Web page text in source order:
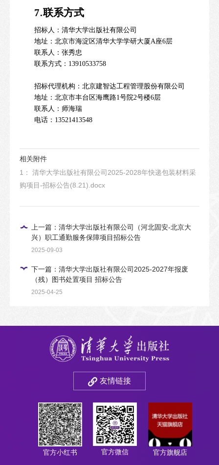
7.联系方式
招标人：清华大学出版社有限公司
地址： 北京市海淀区清华大学学研大厦A座6层
联系人：张秀忠
联系方式：13910533758
招标代理机构：北京建智达工程管理股份有限公司
地址：北京市丰台区海鹰路1号院2号楼6层
联系人：师海瑞
电话：13521413548
相关附件
1： 清华大学出版社有限公司2025-2028年快递包装材料采
购项目-招标公告(8.21).docx
上一篇：清华大学出版社有限公司（河北固安-北京大
兴）职工通勤服务保障项目招标公告
2025-09-03
下一篇：清华大学出版社有限公司2025-2027年报废
（残）图书处置项目 招标公告
2025-04-25
友情链接
官方小红书 官方微信 官方旗舰店